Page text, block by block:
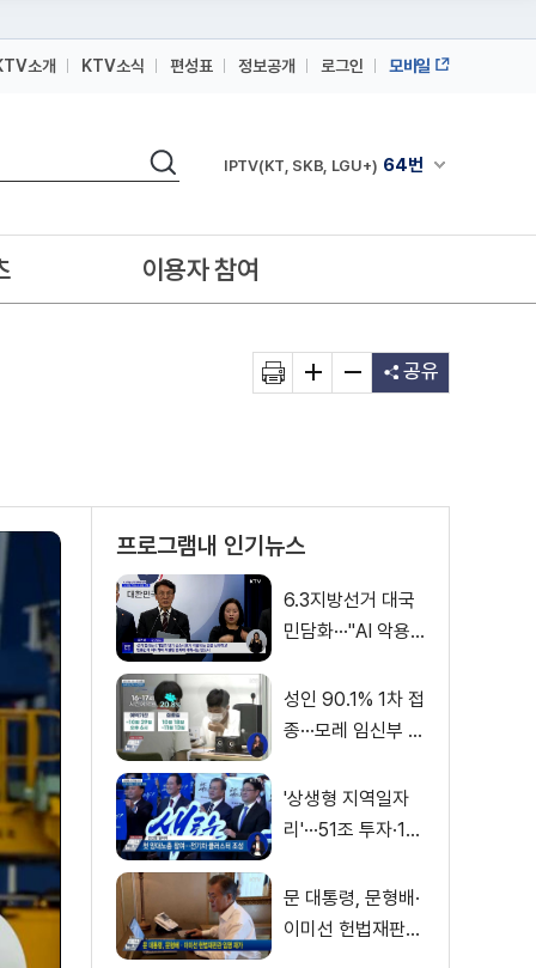
소개 KTV소식 편성표 정보공개 로그인 모바일
검색 채널안내 펼쳐
IPTV(KT, SKB, LGU+) 64번
IPTV(KT, SKB, LGU+)
이용자 참여
공유
프로그램내 인기뉴스
6.3지방선거 대국
민담화···"AI 악용
성인 90.1% 1차 접
종···모레 임신부 사
'상생형 지역일자
리'···51조 투자·13
문 대통령, 문형배·
이미선 헌법재판관